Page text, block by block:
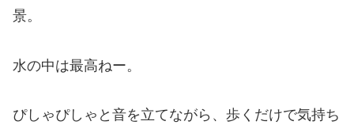
景。
水の中は最高ねー。
ぴしゃぴしゃと音を立てながら、歩くだけで気持ち